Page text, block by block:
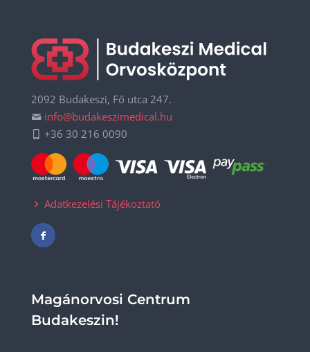
2092 Budakeszi, Fő utca 247.
info@budakeszimedical.hu
+36 30 216 0090
Adatkezelési Tájékoztató
Magánorvosi Centrum
Budakeszin!